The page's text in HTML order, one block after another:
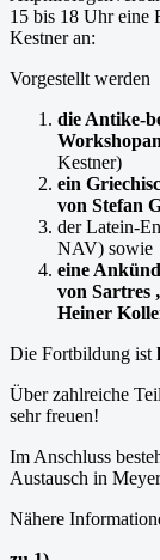
15 bis 18 Uhr eine
Kestner an:
Vorgestellt werden
die Antike-
Kestner)
ein
von Stefan
der Latein-
NAV) sowie
eine
von Sartres
Heiner
Die Fortbildung ist
Über zahlreiche
sehr freuen!
Im Anschluss
Austausch in
Nähere